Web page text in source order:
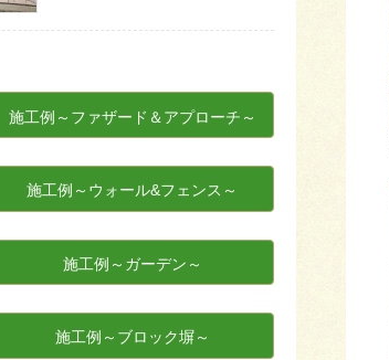
施工例～ファザード＆アプローチ～
施工例～ウォール&フェンス～
施工例～ガーデン～
施工例～ブロック塀～